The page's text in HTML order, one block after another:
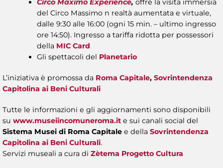
Circo Maximo Experience, offre la visita immersia
del Circo Massimo n realtà aumentata e virtuale,
dalle 9:30 alle 16:00 (ogni 15 min. – ultimo ingresso
ore 14:50). Ingresso a tariffa ridotta per possessori
della MIC Card
Gli spettacoli del Planetario
L’iniziativa è promossa da Roma Capitale, Sovrintendenza
Capitolina ai Beni Culturali
Tutte le informazioni e gli aggiornamenti sono disponibili
su www.museiincomuneroma.it e sui canali social del
Sistema Musei di Roma Capitale e della Sovrintendenza
Capitolina ai Beni Culturali.
Servizi museali a cura di Zètema Progetto Cultura